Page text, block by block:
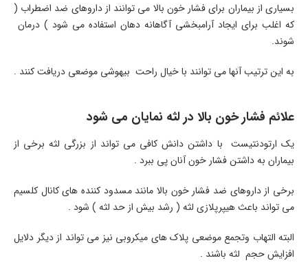
بسیاری از بیماران برای فشار خون بالا می توانند از داروهای ضد اضطراب (
که اغلب برای ایجاد آرامبخشی آگاهانه دهان استفاده می شود ) درمان
شوند.
به این ترتیب آنها می توانند با خیال راحت بیهوشی موضعی دریافت کنند .
علائم فشار خون بالا در لثه نمایان می شود
یک ارتودنتیست با داشتن دانش کافی می تواند از بزرگی لثه برخی از
بیماران به داشتن فشار خون آنان پی ببرد .
برخی از داروهای ضد فشار خون بالا مانند مسدود کننده های کانال کلسیم
می تواند باعث هیپرپلازی لثه ( رشد بیش از حد لثه ) شود .
البته التهاب وتجمع موضعی پلاک های میکروبی نیز می تواند از دیگر دلایل
افزایش حجم لثه باشند .